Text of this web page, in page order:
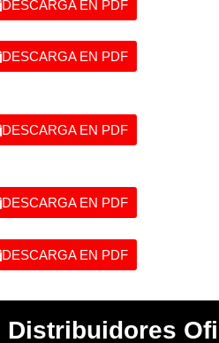
DESCARGA EN PDF
DESCARGA EN PDF
DESCARGA EN PDF
DESCARGA EN PDF
DESCARGA EN PDF
Distribuidores